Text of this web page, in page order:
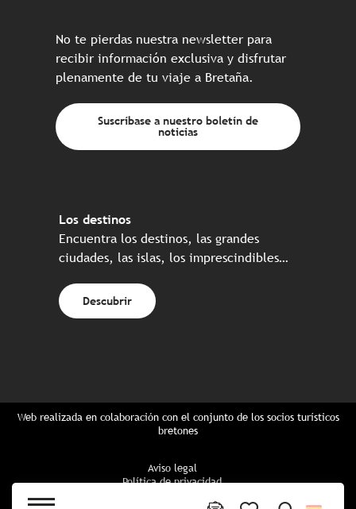
No te pierdas nuestra newsletter para
recibir información exclusiva y disfrutar
plenamente de tu viaje a Bretaña.
Suscríbase a nuestro boletín de
noticias
Los destinos
Encuentra los destinos, las grandes
ciudades, las islas, los imprescindibles…
Descubrir
Web realizada en colaboración con el conjunto de los socios turísticos
bretones
Aviso legal
Política de privacidad